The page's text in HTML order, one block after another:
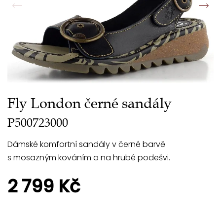
Fly London černé sandály
P500723000
Dámské komfortní sandály v černé barvě
s mosazným kováním a na hrubé podešvi.
2 799 Kč